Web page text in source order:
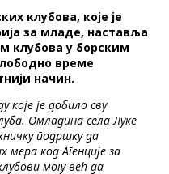
клубова, које је
за младе, наставља
клубова у борским
време
начин.
које је добило сву
Омладина села Луке
подршку да
мера код Агенције за
могу већ да